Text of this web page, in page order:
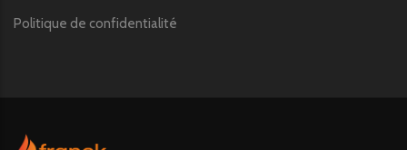
Politique de confidentialité